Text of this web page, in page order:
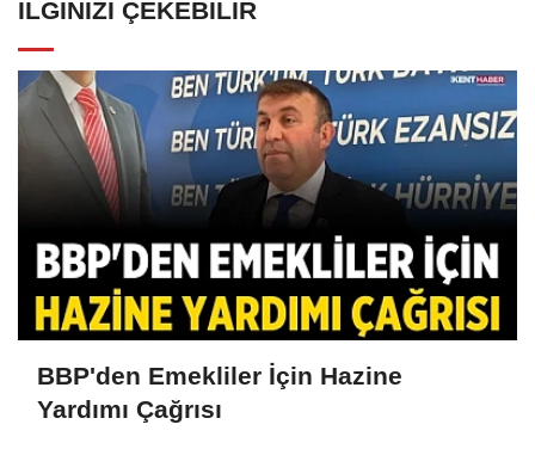
İLGINIZI ÇEKEBILIR
BBP'den Emekliler İçin Hazine
Yardımı Çağrısı